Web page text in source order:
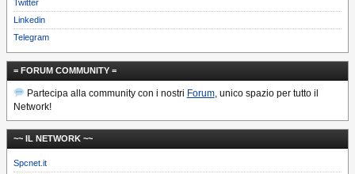
Twitter
Linkedin
Telegram
= FORUM COMMUNITY =
Partecipa alla community con i nostri Forum, unico spazio per tutto il
Network!
~~ IL NETWORK ~~
Spcnet.it